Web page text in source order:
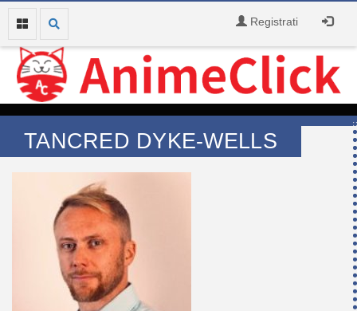
Registrati
TANCRED DYKE-WELLS